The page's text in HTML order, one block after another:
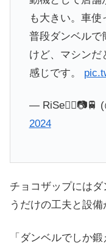
も大きい。車使
普段ダンベルで
けど、マシンだ
感じです。
— RiSe🚴‍♂️📷🚆
2024
チョコザップには
うだけの工夫と設備
「ダンベルでしか